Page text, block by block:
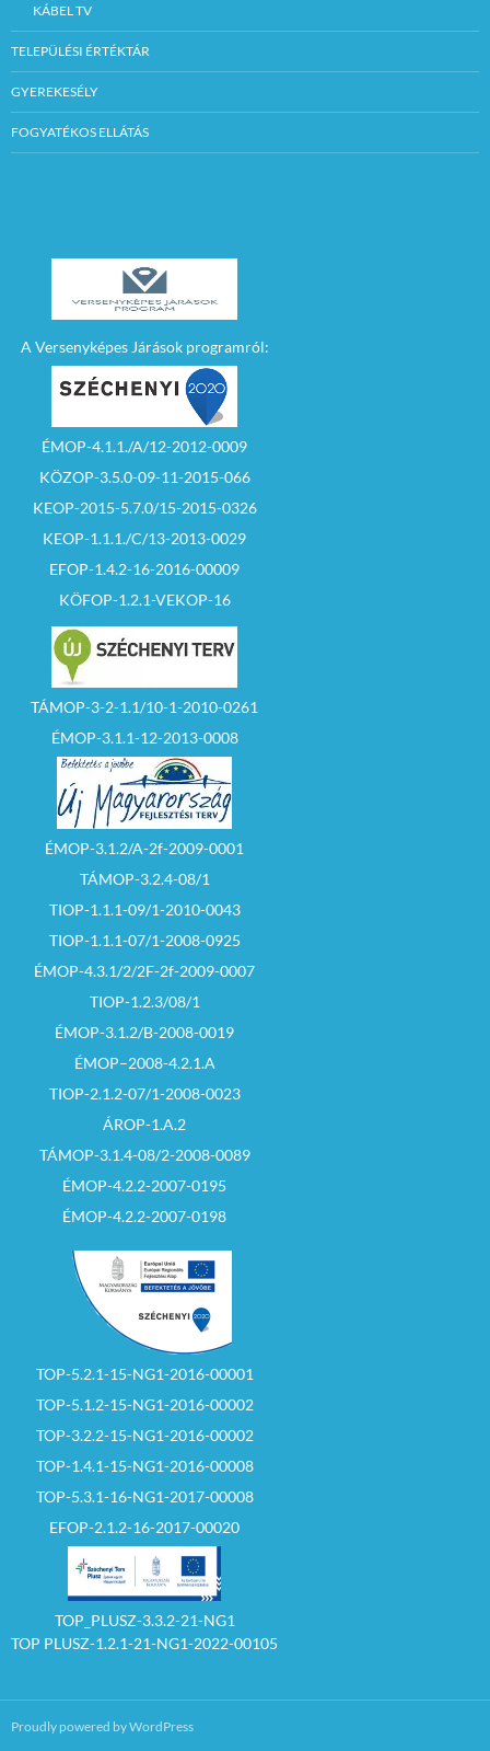
KÁBEL TV
TELEPÜLÉSI ÉRTÉKTÁR
GYEREKESÉLY
FOGYATÉKOS ELLÁTÁS
A Versenyképes Járások programról:
ÉMOP-4.1.1./A/12-2012-0009
KÖZOP-3.5.0-09-11-2015-066
KEOP-2015-5.7.0/15-2015-0326
KEOP-1.1.1./C/13-2013-0029
EFOP-1.4.2-16-2016-00009
KÖFOP-1.2.1-VEKOP-16
TÁMOP-3-2-1.1/10-1-2010-0261
ÉMOP-3.1.1-12-2013-0008
ÉMOP-3.1.2/A-2f-2009-0001
TÁMOP-3.2.4-08/1
TIOP-1.1.1-09/1-2010-0043
TIOP-1.1.1-07/1-2008-0925
ÉMOP-4.3.1/2/2F-2f-2009-0007
TIOP-1.2.3/08/1
ÉMOP-3.1.2/B-2008-0019
ÉMOP–2008-4.2.1.A
TIOP-2.1.2-07/1-2008-0023
ÁROP-1.A.2
TÁMOP-3.1.4-08/2-2008-0089
ÉMOP-4.2.2-2007-0195
ÉMOP-4.2.2-2007-0198
TOP-5.2.1-15-NG1-2016-00001
TOP-5.1.2-15-NG1-2016-00002
TOP-3.2.2-15-NG1-2016-00002
TOP-1.4.1-15-NG1-2016-00008
TOP-5.3.1-16-NG1-2017-00008
EFOP-2.1.2-16-2017-00020
TOP_PLUSZ-3.3.2-21-NG1
TOP PLUSZ-1.2.1-21-NG1-2022-00105
Proudly powered by WordPress